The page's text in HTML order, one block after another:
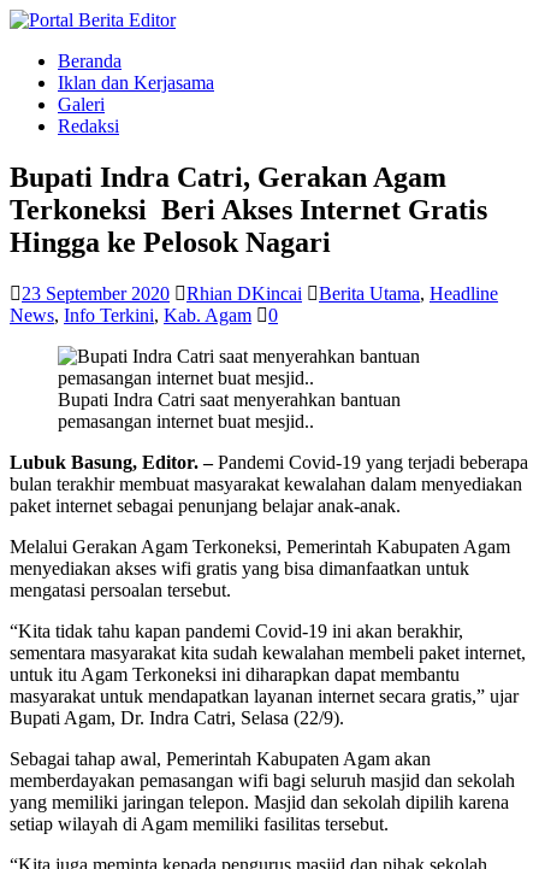
Beranda
Iklan dan Kerjasama
Galeri
Redaksi
Bupati Indra Catri, Gerakan Agam
Terkoneksi Beri Akses Internet Gratis
Hingga ke Pelosok Nagari
23 September 2020 Rhian DKincai Berita Utama, Headline
News, Info Terkini, Kab. Agam 0
Bupati Indra Catri saat menyerahkan bantuan
pemasangan internet buat mesjid..
Lubuk Basung, Editor. –Pandemi Covid-19 yang terjadi beberapa
bulan terakhir membuat masyarakat kewalahan dalam menyediakan
paket internet sebagai penunjang belajar anak-anak.
Melalui Gerakan Agam Terkoneksi, Pemerintah Kabupaten Agam
menyediakan akses wifi gratis yang bisa dimanfaatkan untuk
mengatasi persoalan tersebut.
“Kita tidak tahu kapan pandemi Covid-19 ini akan berakhir,
sementara masyarakat kita sudah kewalahan membeli paket internet,
untuk itu Agam Terkoneksi ini diharapkan dapat membantu
masyarakat untuk mendapatkan layanan internet secara gratis,” ujar
Bupati Agam, Dr. Indra Catri, Selasa (22/9).
Sebagai tahap awal, Pemerintah Kabupaten Agam akan
memberdayakan pemasangan wifi bagi seluruh masjid dan sekolah
yang memiliki jaringan telepon. Masjid dan sekolah dipilih karena
setiap wilayah di Agam memiliki fasilitas tersebut.
“Kita juga meminta kepada pengurus masjid dan pihak sekolah